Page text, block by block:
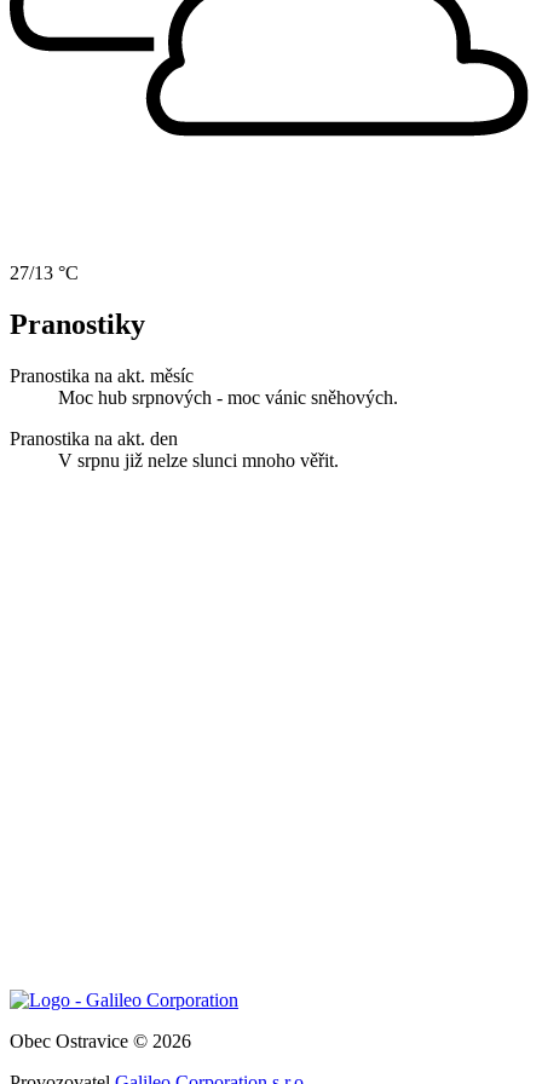
27/13 °C
Pranostiky
Pranostika na akt. měsíc
Moc hub srpnových - moc vánic sněhových.
Pranostika na akt. den
V srpnu již nelze slunci mnoho věřit.
Obec Ostravice © 2026